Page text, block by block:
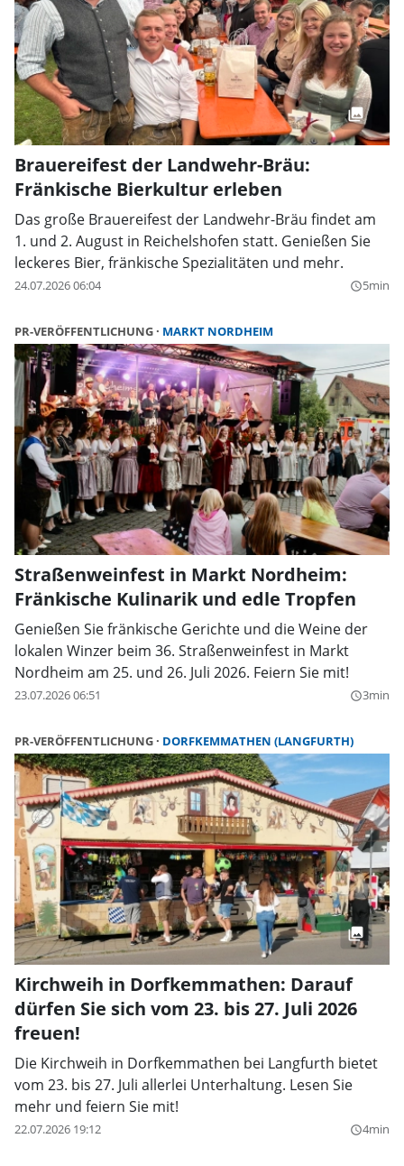
Brauereifest der Landwehr-Bräu:
Fränkische Bierkultur erleben
Das große Brauereifest der Landwehr-Bräu findet am
1. und 2. August in Reichelshofen statt. Genießen Sie
leckeres Bier, fränkische Spezialitäten und mehr.
24.07.2026 06:04 query_builder5min
PR-VERÖFFENTLICHUNG MARKT NORDHEIM
Straßenweinfest in Markt Nordheim:
Fränkische Kulinarik und edle Tropfen
Genießen Sie fränkische Gerichte und die Weine der
lokalen Winzer beim 36. Straßenweinfest in Markt
Nordheim am 25. und 26. Juli 2026. Feiern Sie mit!
23.07.2026 06:51 query_builder3min
PR-VERÖFFENTLICHUNG DORFKEMMATHEN (LANGFURTH)
Kirchweih in Dorfkemmathen: Darauf
dürfen Sie sich vom 23. bis 27. Juli 2026
freuen!
Die Kirchweih in Dorfkemmathen bei Langfurth bietet
vom 23. bis 27. Juli allerlei Unterhaltung. Lesen Sie
mehr und feiern Sie mit!
22.07.2026 19:12 query_builder4min